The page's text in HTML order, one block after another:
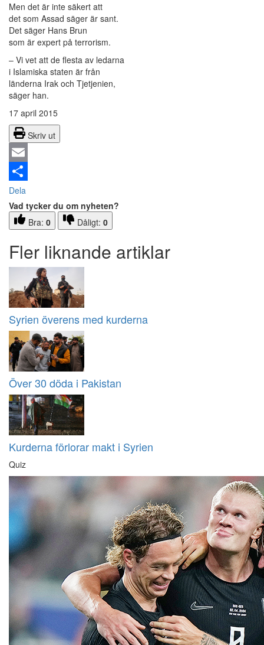
Men det är inte säkert att
det som Assad säger är sant.
Det säger Hans Brun
som är expert på terrorism.
– Vi vet att de flesta av ledarna
i Islamiska staten är från
länderna Irak och Tjetjenien,
säger han.
17 april 2015
Skriv ut
Email
Dela
Vad tycker du om nyheten?
Bra: 0 Dåligt: 0
Fler liknande artiklar
Syrien överens med kurderna
Över 30 döda i Pakistan
Kurderna förlorar makt i Syrien
Quiz